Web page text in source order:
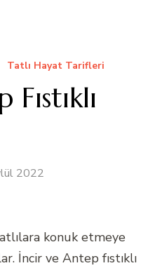
Tatlı Hayat Tarifleri
2022
konuk etmeye
İncir ve Antep fıstıklı